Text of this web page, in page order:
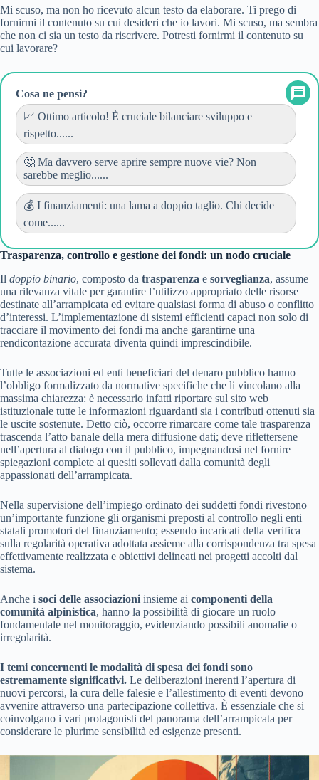
Mi scuso, ma non ho ricevuto alcun testo da elaborare. Ti prego di
fornirmi il contenuto su cui desideri che io lavori. Mi scuso, ma sembra
che non ci sia un testo da riscrivere. Potresti fornirmi il contenuto su
cui lavorare?
Cosa ne pensi?
📈 Ottimo articolo! È cruciale bilanciare sviluppo e
rispetto......
🤔 Ma davvero serve aprire sempre nuove vie? Non
sarebbe meglio......
💰 I finanziamenti: una lama a doppio taglio. Chi decide
come......
Trasparenza, controllo e gestione dei fondi: un nodo cruciale
Il doppio binario, composto da trasparenza e sorveglianza, assume
una rilevanza vitale per garantire l’utilizzo appropriato delle risorse
destinate all’arrampicata ed evitare qualsiasi forma di abuso o conflitto
d’interessi. L’implementazione di sistemi efficienti capaci non solo di
tracciare il movimento dei fondi ma anche garantirne una
rendicontazione accurata diventa quindi imprescindibile.
Tutte le associazioni ed enti beneficiari del denaro pubblico hanno
l’obbligo formalizzato da normative specifiche che li vincolano alla
massima chiarezza: è necessario infatti riportare sul sito web
istituzionale tutte le informazioni riguardanti sia i contributi ottenuti sia
le uscite sostenute. Detto ciò, occorre rimarcare come tale trasparenza
trascenda l’atto banale della mera diffusione dati; deve riflettersene
nell’apertura al dialogo con il pubblico, impegnandosi nel fornire
spiegazioni complete ai quesiti sollevati dalla comunità degli
appassionati dell’arrampicata.
Nella supervisione dell’impiego ordinato dei suddetti fondi rivestono
un’importante funzione gli organismi preposti al controllo negli enti
statali promotori del finanziamento; essendo incaricati della verifica
sulla regolarità operativa adottata assieme alla corrispondenza tra spesa
effettivamente realizzata e obiettivi delineati nei progetti accolti dal
sistema.
Anche i soci delle associazioni insieme ai componenti della
comunità alpinistica, hanno la possibilità di giocare un ruolo
fondamentale nel monitoraggio, evidenziando possibili anomalie o
irregolarità.
I temi concernenti le modalità di spesa dei fondi sono
estremamente significativi. Le deliberazioni inerenti l’apertura di
nuovi percorsi, la cura delle falesie e l’allestimento di eventi devono
avvenire attraverso una partecipazione collettiva. È essenziale che si
coinvolgano i vari protagonisti del panorama dell’arrampicata per
considerare le plurime sensibilità ed esigenze presenti.